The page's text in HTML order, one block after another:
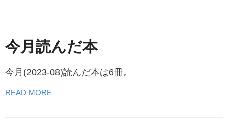
今月読んだ本
今月(2023-08)読んだ本は6冊。
READ MORE